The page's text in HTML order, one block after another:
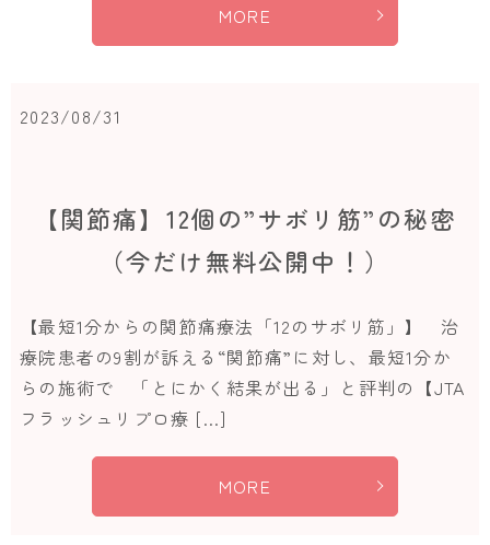
MORE
2023/08/31
【関節痛】12個の”サボリ筋”の秘密
（今だけ無料公開中！）
【最短1分からの関節痛療法「12のサボリ筋」】 治
療院患者の9割が訴える“関節痛”に対し、最短1分か
らの施術で 「とにかく結果が出る」と評判の【JTA
フラッシュリプロ療 […]
MORE